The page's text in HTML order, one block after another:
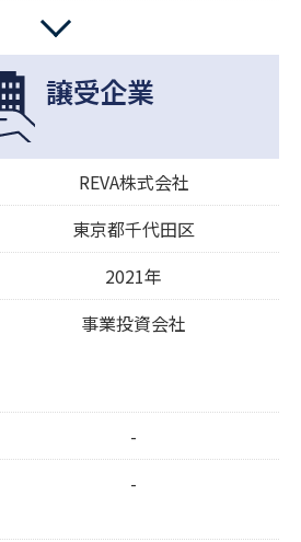
譲受企業
REVA株式会社
東京都千代田区
2021年
事業投資会社
-
-